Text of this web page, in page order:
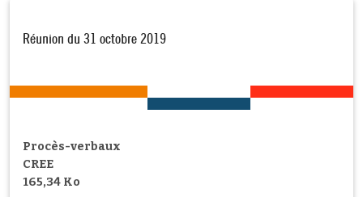
Réunion du 31 octobre 2019
Procès-verbaux
CREE
165,34 Ko